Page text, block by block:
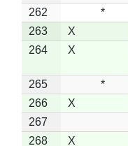
262
*
263
X
264
X
265 *
266
X
267
268
X